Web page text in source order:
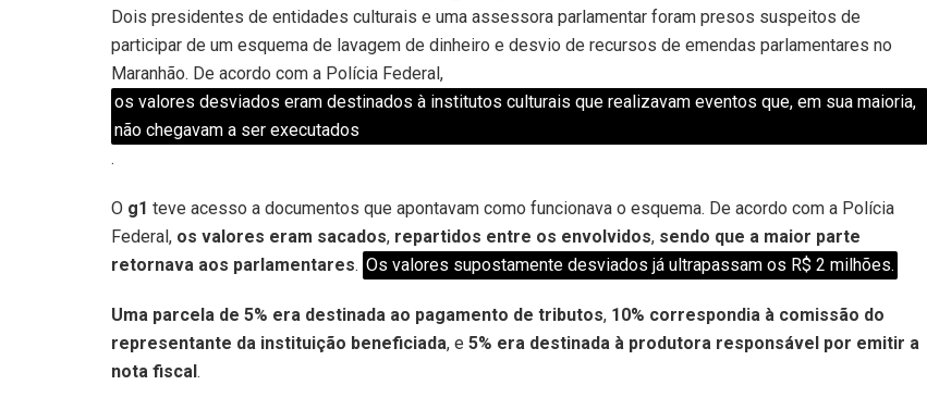
Dois presidentes de entidades culturais e uma assessora parlamentar foram presos suspeitos de
participar de um esquema de lavagem de dinheiro e desvio de recursos de emendas parlamentares no
Maranhão. De acordo com a Polícia Federal,
os valores desviados eram destinados à institutos culturais que realizavam eventos que, em sua maioria,
não chegavam a ser executados
.
O g1 teve acesso a documentos que apontavam como funcionava o esquema. De acordo com a Polícia
Federal, os valores eram sacados, repartidos entre os envolvidos, sendo que a maior parte
retornava aos parlamentares. Os valores supostamente desviados já ultrapassam os R$ 2 milhões.
Uma parcela de 5% era destinada ao pagamento de tributos, 10% correspondia à comissão do
representante da instituição beneficiada, e 5% era destinada à produtora responsável por emitir a
nota fiscal.